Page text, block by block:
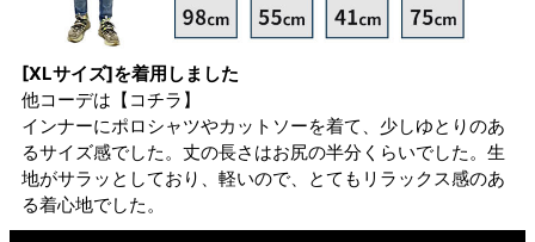
[XLサイズ]を着用しました
他コーデは 【コチラ】
インナーにポロシャツやカットソーを着て、少しゆとりのあ
るサイズ感でした。丈の長さはお尻の半分くらいでした。生
地がサラッとしており、軽いので、とてもリラックス感のあ
る着心地でした。